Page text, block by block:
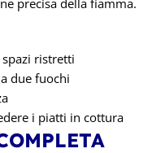
ristretti
due fuochi
i piatti in cottura